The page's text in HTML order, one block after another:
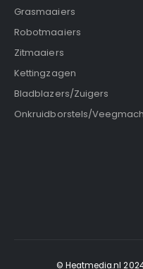
Grasmaaiers
Robotmaaiers
Zitmaaiers
Kettingzagen
Bladblazers/Zuigers
Onkruidborstels/
© Heatmedia.nl